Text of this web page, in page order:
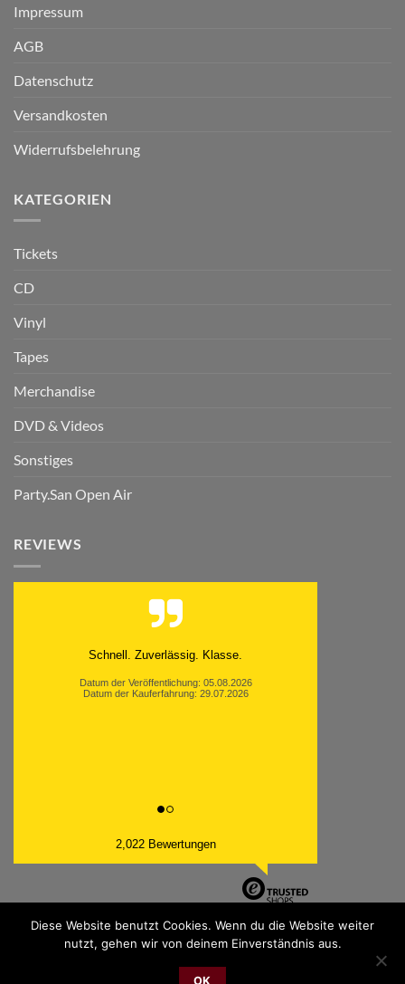
Impressum
AGB
Datenschutz
Versandkosten
Widerrufsbelehrung
KATEGORIEN
Tickets
CD
Vinyl
Tapes
Merchandise
DVD & Videos
Sonstiges
Party.San Open Air
REVIEWS
Moinsen, hat alles super geklappt. Danke ans
Datum der Veröffentlichung: 05.08.2026
2,022 Bewertungen
Diese Website benutzt Cookies. Wenn du die Website weiter
nutzt, gehen wir von deinem Einverständnis aus.
OK